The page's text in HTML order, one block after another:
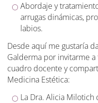
Abordaje y
arrugas dinámicas,
labios.
Desde aquí me gustaría
Galderma por invitarme
cuadro docente y
Medicina Estética:
La Dra. Alicia Milotich